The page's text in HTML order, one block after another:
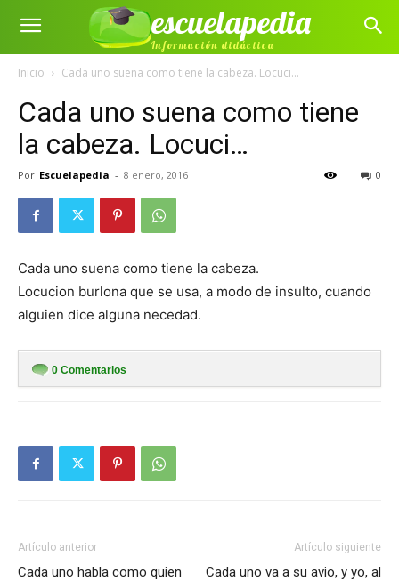
escuelapedia
Información didáctica
Inicio Cada uno suena como tiene la cabeza. Locuci...
Cada uno suena como tiene
la cabeza. Locuci…
Por Escuelapedia - 8 enero, 2016 0
Cada uno suena como tiene la cabeza.
Locucion burlona que se usa, a modo de insulto, cuando
alguien dice alguna necedad.
0 Comentarios
Artículo anterior
Cada uno habla como quien
Artículo siguiente
Cada uno va a su avio, y yo, al